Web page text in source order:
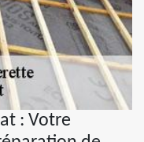
: Votre